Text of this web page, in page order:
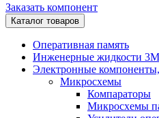
Заказать компонент
Каталог товаров
Оперативная память
Инженерные жидкости
Электронные
Микросхемы
Компараторы
Микросхемы